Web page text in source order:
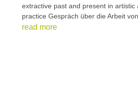
extractive past and present in artistic
practice Gespräch über die Arbeit
read more